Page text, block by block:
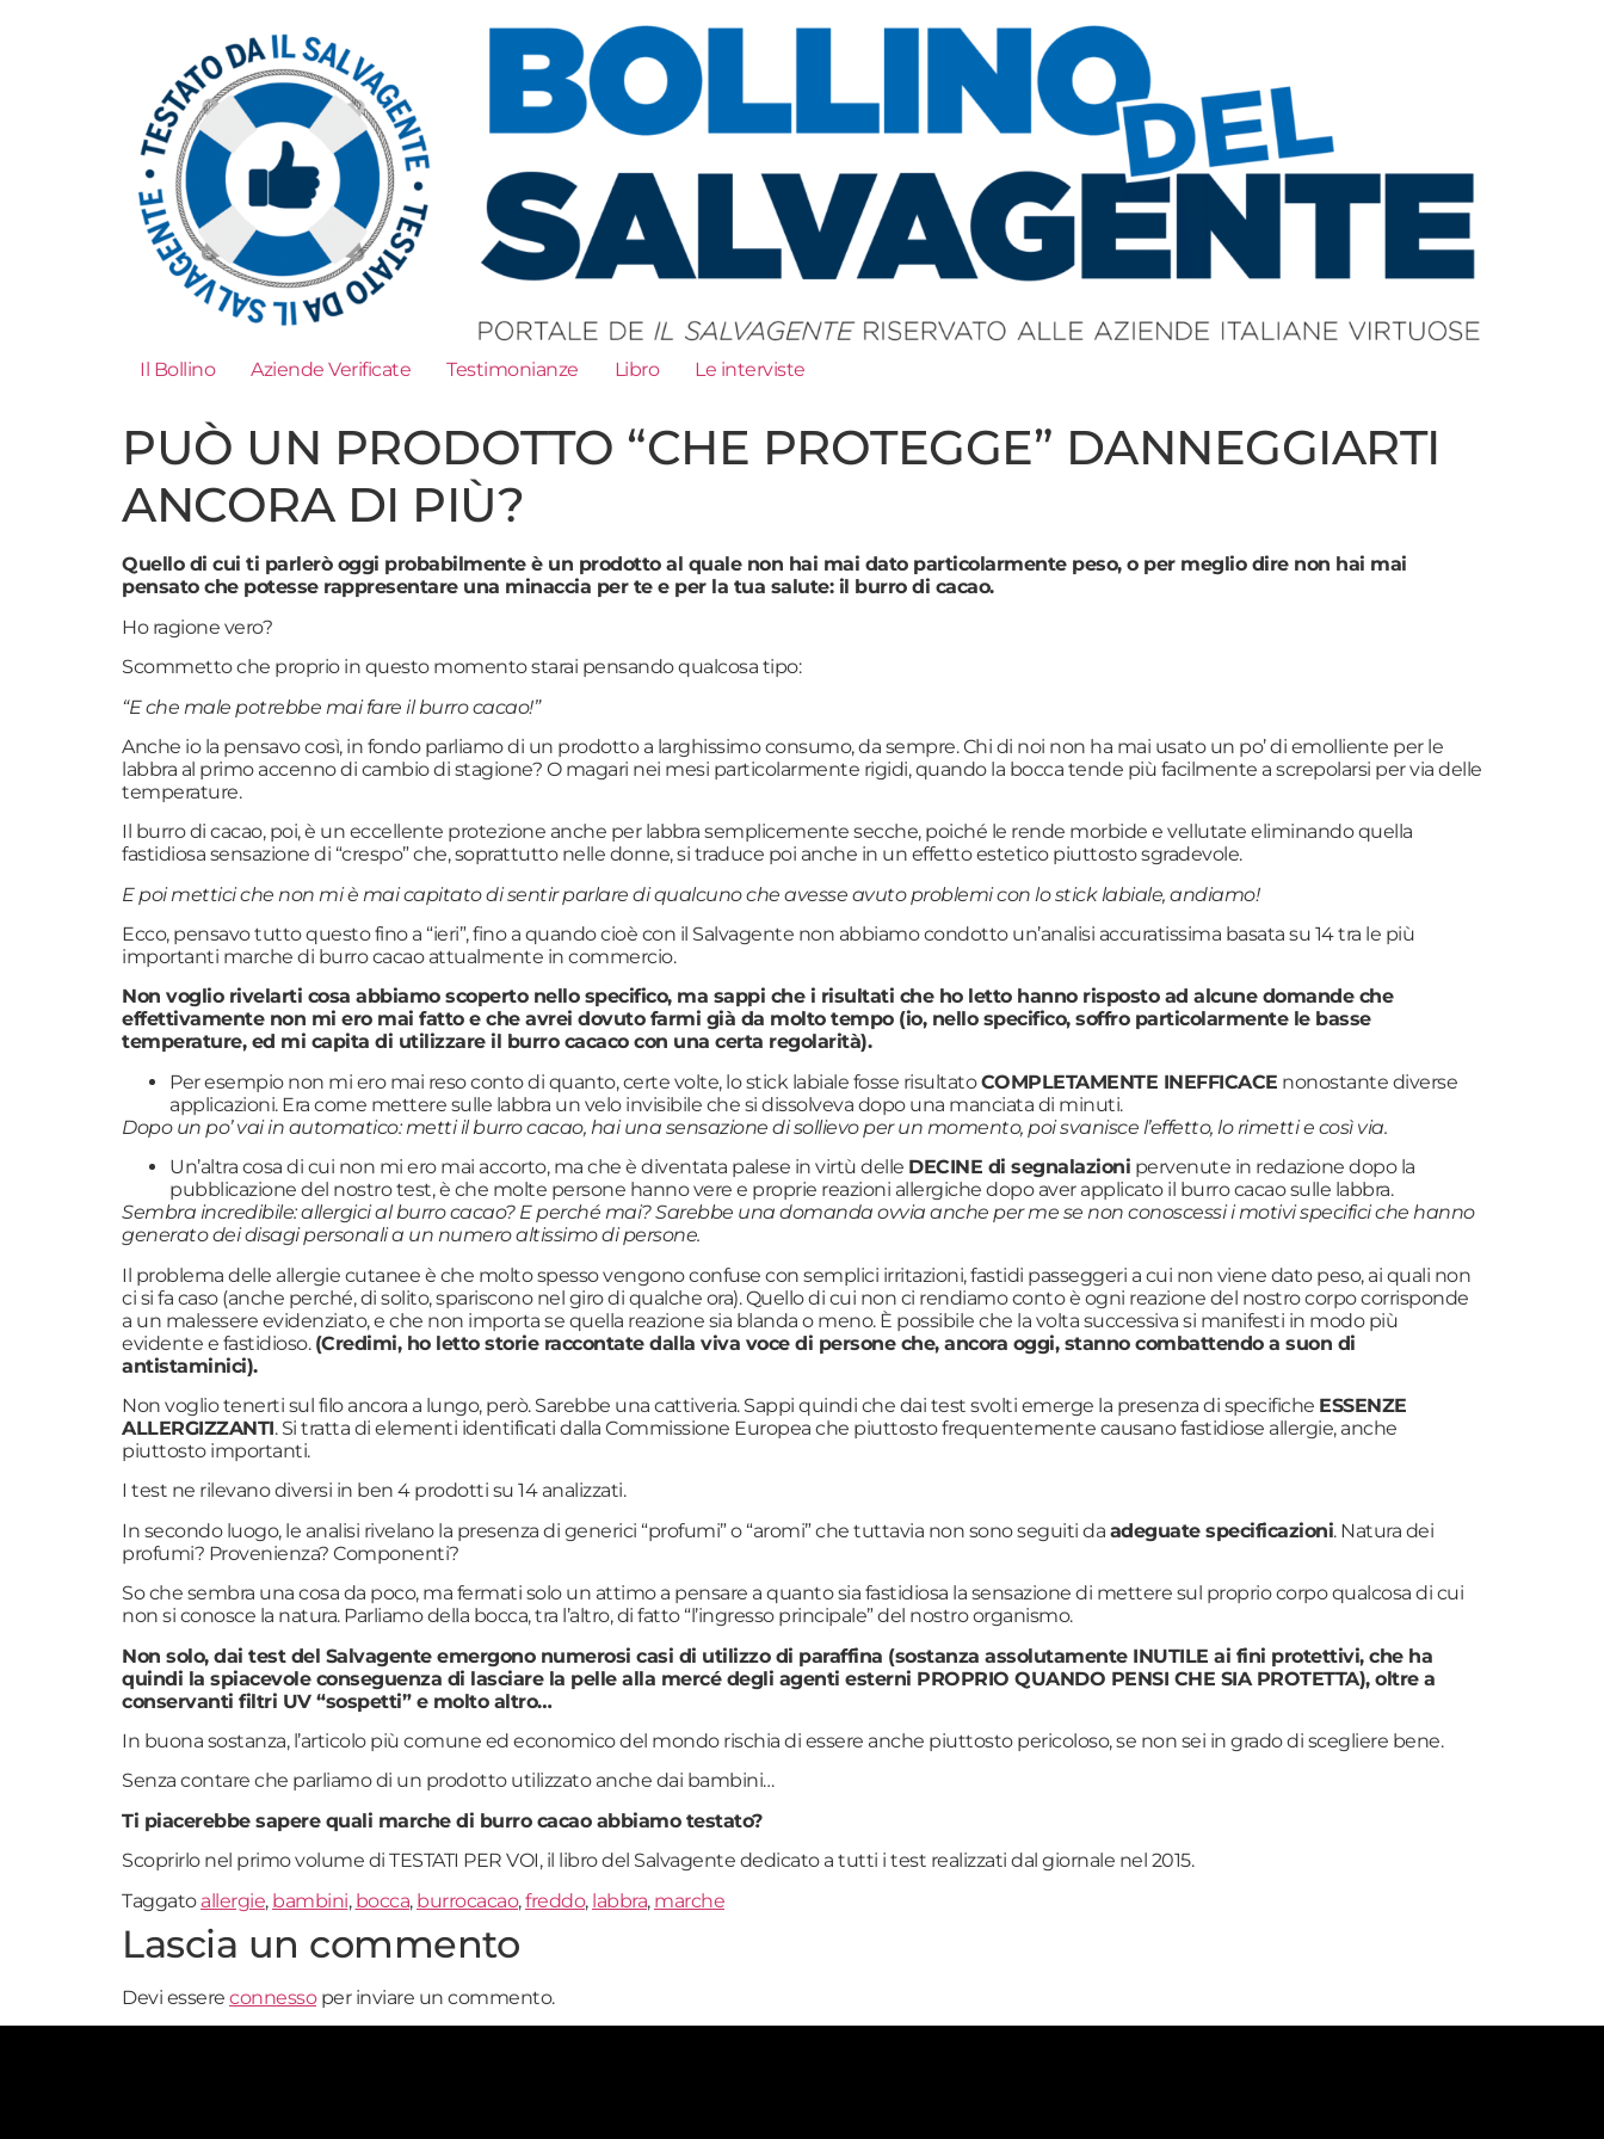
Il Bollino Aziende Verificate Testimonianze Libro Le interviste
PUÒ UN PRODOTTO “CHE PROTEGGE” DANNEGGIARTI
ANCORA DI PIÙ?
Quello di cui ti parlerò oggi probabilmente è un prodotto al quale non hai mai dato particolarmente peso, o per meglio dire non hai mai
pensato che potesse rappresentare una minaccia per te e per la tua salute: il burro di cacao.
Ho ragione vero?
Scommetto che proprio in questo momento starai pensando qualcosa tipo:
“E che male potrebbe mai fare il burro cacao!”
Anche io la pensavo così, in fondo parliamo di un prodotto a larghissimo consumo, da sempre. Chi di noi non ha mai usato un po’ di emolliente per le
labbra al primo accenno di cambio di stagione? O magari nei mesi particolarmente rigidi, quando la bocca tende più facilmente a screpolarsi per via delle
temperature.
Il burro di cacao, poi, è un eccellente protezione anche per labbra semplicemente secche, poiché le rende morbide e vellutate eliminando quella
fastidiosa sensazione di “crespo” che, soprattutto nelle donne, si traduce poi anche in un effetto estetico piuttosto sgradevole.
E poi mettici che non mi è mai capitato di sentir parlare di qualcuno che avesse avuto problemi con lo stick labiale, andiamo!
Ecco, pensavo tutto questo fino a “ieri”, fino a quando cioè con il Salvagente non abbiamo condotto un’analisi accuratissima basata su 14 tra le più
importanti marche di burro cacao attualmente in commercio.
Non voglio rivelarti cosa abbiamo scoperto nello specifico, ma sappi che i risultati che ho letto hanno risposto ad alcune domande che
effettivamente non mi ero mai fatto e che avrei dovuto farmi già da molto tempo (io, nello specifico, soffro particolarmente le basse
temperature, ed mi capita di utilizzare il burro cacaco con una certa regolarità).
Per esempio non mi ero mai reso conto di quanto, certe volte, lo stick labiale fosse risultatoCOMPLETAMENTE INEFFICACE nonostante diverse
applicazioni. Era come mettere sulle labbra un velo invisibile che si dissolveva dopo una manciata di minuti.
Dopo un po’ vai in automatico: metti il burro cacao, hai una sensazione di sollievo per un momento, poi svanisce l’effetto, lo rimetti e così via.
Un’altra cosa di cui non mi ero mai accorto, ma che è diventata palese in virtù delle DECINE di segnalazioni pervenute in redazione dopo la
pubblicazione del nostro test, è che molte persone hanno vere e proprie reazioni allergiche dopo aver applicato il burro cacao sulle labbra.
Sembra incredibile: allergici al burro cacao? E perché mai? Sarebbe una domanda ovvia anche per me se non conoscessi i motivi specifici che hanno
generato dei disagi personali a un numero altissimo di persone.
Il problema delle allergie cutanee è che molto spesso vengono confuse con semplici irritazioni, fastidi passeggeri a cui non viene dato peso, ai quali non
ci si fa caso (anche perché, di solito, spariscono nel giro di qualche ora). Quello di cui non ci rendiamo conto è ogni reazione del nostro corpo corrisponde
a un malessere evidenziato, e che non importa se quella reazione sia blanda o meno. È possibile che la volta successiva si manifesti in modo più
evidente e fastidioso. (Credimi, ho letto storie raccontate dalla viva voce di persone che, ancora oggi, stanno combattendo a suon di
antistaminici).
Non voglio tenerti sul filo ancora a lungo, però. Sarebbe una cattiveria. Sappi quindi che dai test svolti emerge la presenza di specifiche ESSENZE
ALLERGIZZANTI. Si tratta di elementi identificati dalla Commissione Europea che piuttosto frequentemente causano fastidiose allergie, anche
piuttosto importanti.
I test ne rilevano diversi in ben 4 prodotti su 14 analizzati.
In secondo luogo, le analisi rivelano la presenza di generici “profumi” o “aromi” che tuttavia non sono seguiti da adeguate specificazioni. Natura dei
profumi? Provenienza? Componenti?
So che sembra una cosa da poco, ma fermati solo un attimo a pensare a quanto sia fastidiosa la sensazione di mettere sul proprio corpo qualcosa di cui
non si conosce la natura. Parliamo della bocca, tra l’altro, di fatto “l’ingresso principale” del nostro organismo.
Non solo, dai test del Salvagente emergono numerosi casi di utilizzo di paraffina (sostanza assolutamente INUTILE ai fini protettivi, che ha
quindi la spiacevole conseguenza di lasciare la pelle alla mercé degli agenti esterni PROPRIO QUANDO PENSI CHE SIA PROTETTA), oltre a
conservanti filtri UV “sospetti” e molto altro…
In buona sostanza, l’articolo più comune ed economico del mondo rischia di essere anche piuttosto pericoloso, se non sei in grado di scegliere bene.
Senza contare che parliamo di un prodotto utilizzato anche dai bambini…
Ti piacerebbe sapere quali marche di burro cacao abbiamo testato?
Scoprirlo nel primo volume di TESTATI PER VOI, il libro del Salvagente dedicato a tutti i test realizzati dal giornale nel 2015.
Taggato allergie, bambini, bocca, burrocacao,freddo, labbra, marche
Lascia un commento
Devi essere connessoper inviare un commento.